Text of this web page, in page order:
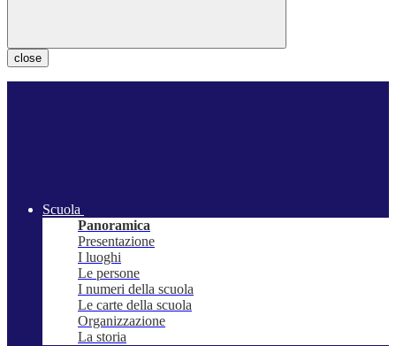
close
Scuola
Panoramica
Presentazione
I luoghi
Le persone
I numeri della scuola
Le carte della scuola
Organizzazione
La storia